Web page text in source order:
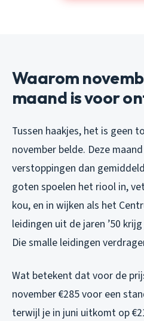
Waarom
maand is voor
Tussen haakjes, het is geen
november belde. Deze
verstoppingen dan
goten spoelen het riool in,
kou, en in wijken als het
leidingen uit de jaren ’50
Die smalle leidingen
Wat betekent dat voor de
november €285 voor een
terwijl je in juni uitkomt op